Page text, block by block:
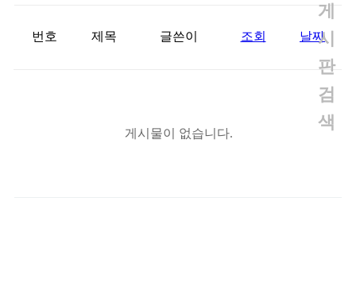
게
시
판
검
색
번호 제목 글쓴이 조회 날짜
게시물이 없습니다.